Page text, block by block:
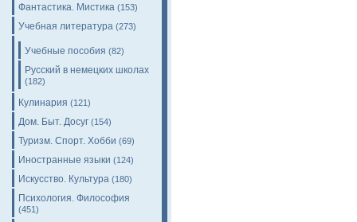
Фантастика. Мистика (153)
Учебная литература (273)
Учебные пособия (82)
Русский в немецких школах
(182)
Кулинария (121)
Дом. Быт. Досуг (154)
Туризм. Спорт. Хобби (69)
Иностранные языки (124)
Искусство. Культура (180)
Психология. Философия
(451)